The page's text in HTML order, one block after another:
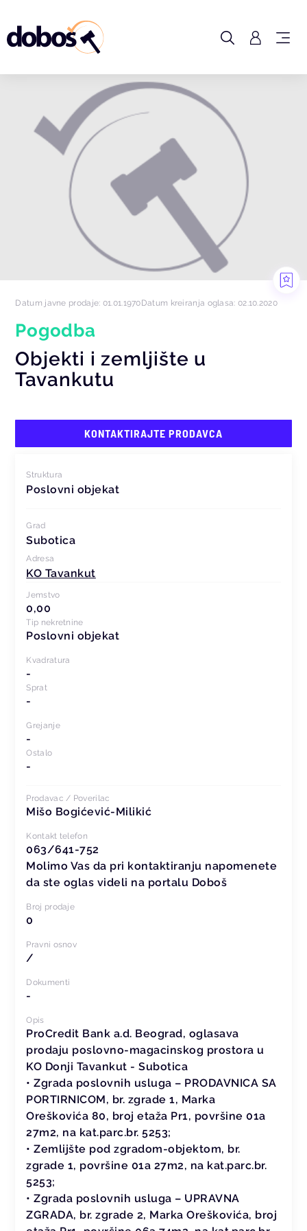
Datum javne prodaje: 01.01.1970Datum kreiranja oglasa: 02.10.2020
Pogodba
Objekti i zemljište u
Tavankutu
KONTAKTIRAJTE PRODAVCA
Struktura
Poslovni objekat
Grad
Subotica
Adresa
KO Tavankut
Jemstvo
0,00
Tip nekretnine
Poslovni objekat
Kvadratura
-
Sprat
-
Grejanje
-
Ostalo
-
Prodavac / Poverilac
Mišo Bogićević-Milikić
Kontakt telefon
063/641-752
Molimo Vas da pri kontaktiranju napomenete
da ste oglas videli na portalu Doboš
Broj prodaje
0
Pravni osnov
/
Dokumenti
-
Opis
ProCredit Bank a.d. Beograd, oglasava
prodaju poslovno-magacinskog prostora u
KO Donji Tavankut - Subotica
• Zgrada poslovnih usluga – PRODAVNICA SA
PORTIRNICOM, br. zgrade 1, Marka
Oreškovića 80, broj etaža Pr1, površine 01a
27m2, na kat.parc.br. 5253;
• Zemlijšte pod zgradom-objektom, br.
zgrade 1, površine 01a 27m2, na kat.parc.br.
5253;
• Zgrada poslovnih usluga – UPRAVNA
ZGRADA, br. zgrade 2, Marka Oreškovića, broj